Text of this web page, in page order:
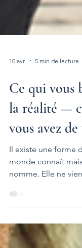
Ce qui vous
la réalité —
vous avez de
Il existe une forme
monde connaît
nomme. Elle ne
anodins : on est
conversation,